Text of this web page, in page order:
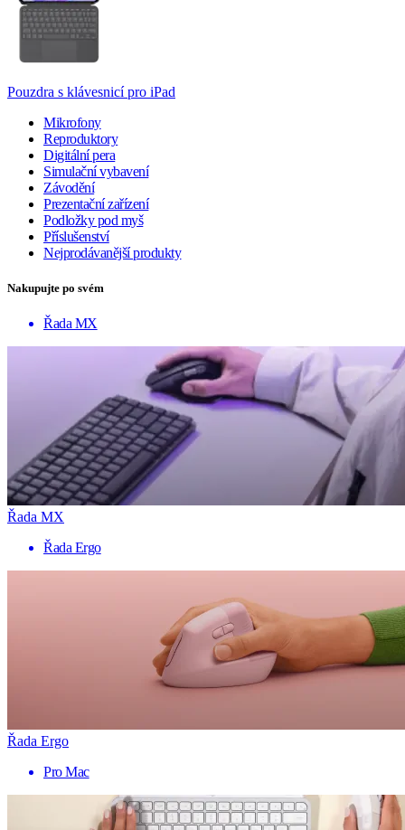
Pouzdra s klávesnicí pro iPad
Mikrofony
Reproduktory
Digitální pera
Simulační vybavení
Závodění
Prezentační zařízení
Podložky pod myš
Příslušenství
Nejprodávanější produkty
Nakupujte po svém
Řada MX
Řada MX
Řada Ergo
Řada Ergo
Pro Mac